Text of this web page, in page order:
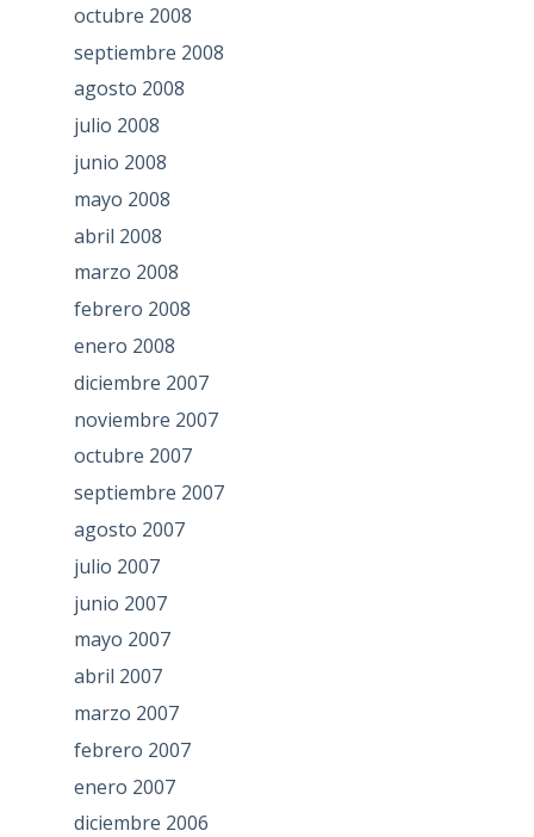
octubre 2008
septiembre 2008
agosto 2008
julio 2008
junio 2008
mayo 2008
abril 2008
marzo 2008
febrero 2008
enero 2008
diciembre 2007
noviembre 2007
octubre 2007
septiembre 2007
agosto 2007
julio 2007
junio 2007
mayo 2007
abril 2007
marzo 2007
febrero 2007
enero 2007
diciembre 2006